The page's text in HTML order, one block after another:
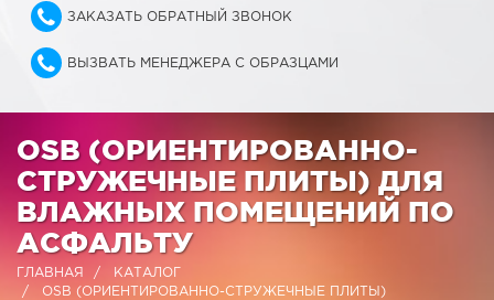
ЗАКАЗАТЬ ОБРАТНЫЙ ЗВОНОК
ВЫЗВАТЬ МЕНЕДЖЕРА С ОБРАЗЦАМИ
OSB (ОРИЕНТИРОВАННО-
СТРУЖЕЧНЫЕ ПЛИТЫ) ДЛЯ
ВЛАЖНЫХ ПОМЕЩЕНИЙ ПО
АСФАЛЬТУ
ГЛАВНАЯ
КАТАЛОГ
OSB (ОРИЕНТИРОВАННО-СТРУЖЕЧНЫЕ ПЛИТЫ)